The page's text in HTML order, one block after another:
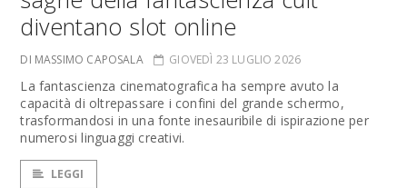
diventano slot online
DI MASSIMO CAPOSALA GIOVEDÌ 23 LUGLIO 2026
La fantascienza cinematografica ha sempre avuto la
capacità di oltrepassare i confini del grande schermo,
trasformandosi in una fonte inesauribile di ispirazione per
numerosi linguaggi creativi.
LEGGI